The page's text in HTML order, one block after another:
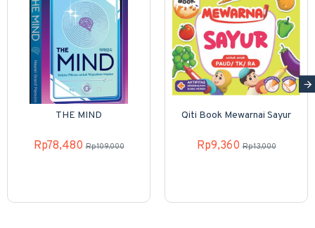
THE MIND
Rp78,480 Rp109,000
Qiti Book Mewarnai Sayur
Rp9,360 Rp13,000